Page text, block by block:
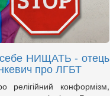
НИЩАТЬ - отець
про ЛГБТ
релігійний конформізм,